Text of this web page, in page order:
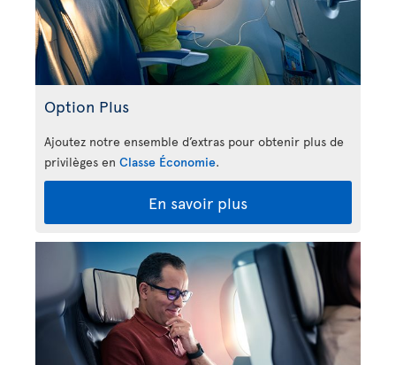
Option Plus
Ajoutez notre ensemble d’extras pour obtenir plus de
privilèges en Classe Économie.
En savoir plus